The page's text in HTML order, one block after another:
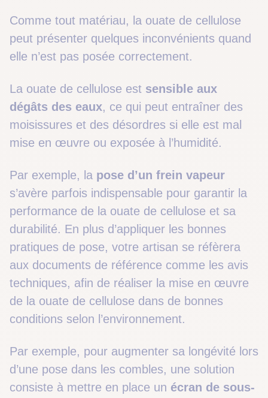
Comme tout matériau, la ouate de cellulose
peut présenter quelques inconvénients quand
elle n’est pas posée correctement.
La ouate de cellulose est sensible aux
dégâts des eaux, ce qui peut entraîner des
moisissures et des désordres si elle est mal
mise en œuvre ou exposée à l’humidité.
Par exemple, la pose d’un frein vapeur
s’avère parfois indispensable pour garantir la
performance de la ouate de cellulose et sa
durabilité. En plus d’appliquer les bonnes
pratiques de pose, votre artisan se réfèrera
aux documents de référence comme les avis
techniques, afin de réaliser la mise en œuvre
de la ouate de cellulose dans de bonnes
conditions selon l’environnement.
Par exemple, pour augmenter sa longévité lors
d’une pose dans les combles, une solution
consiste à mettre en place un écran de sous-